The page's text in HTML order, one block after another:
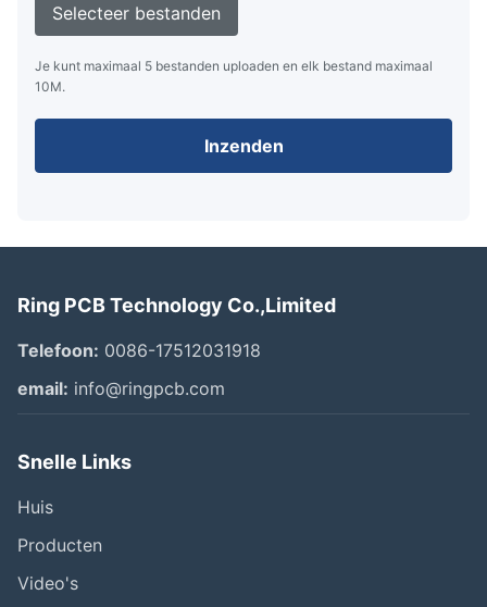
Selecteer bestanden
Je kunt maximaal 5 bestanden uploaden en elk bestand maximaal
10M.
Inzenden
Ring PCB Technology Co.,Limited
Telefoon: 0086-17512031918
email: info@ringpcb.com
Snelle Links
Huis
Producten
Video's